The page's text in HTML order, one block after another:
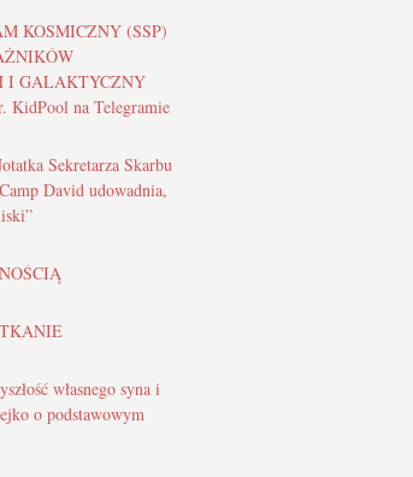
KOSMICZNY (SSP)
I GALAKTYCZNY
na Telegramie
Sekretarza Skarbu
David udowadnia,
własnego syna i
o podstawowym